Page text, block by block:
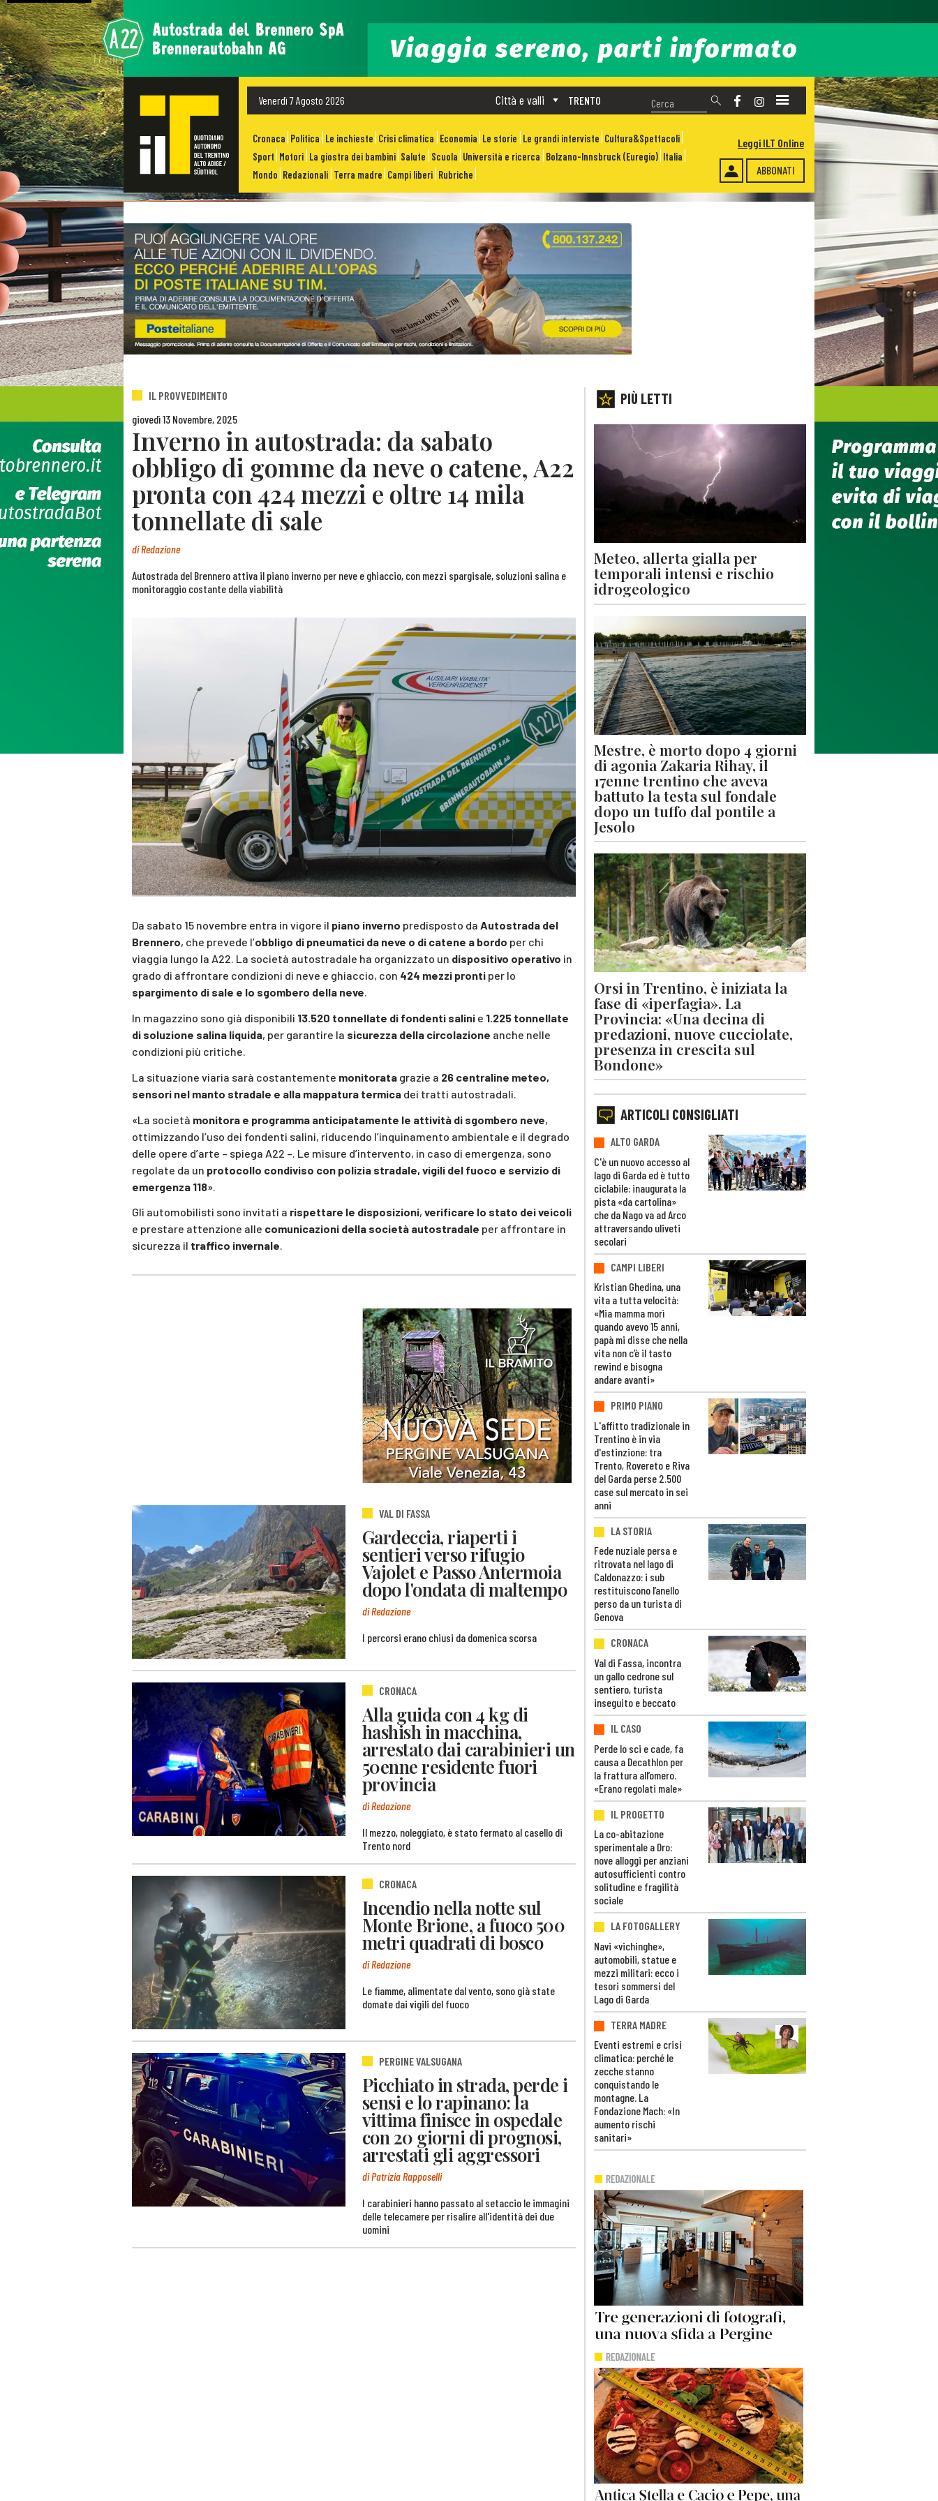
Venerdì 7 Agosto 2026 TRENTO
Città e valli
Cronaca Politica Le inchieste Crisi climatica Economia Le storie Le grandi interviste Cultura&Spettacoli
Sport Motori La giostra dei bambini Salute Scuola Università e ricerca Bolzano-Innsbruck (Euregio) Italia
Mondo Redazionali Terra madre Campi liberi Rubriche ABBONATI
Leggi ILT Online
IL PROVVEDIMENTO
giovedì 13 Novembre, 2025
Inverno in autostrada: da sabato
obbligo di gomme da neve o catene, A22
pronta con 424 mezzi e oltre 14 mila
tonnellate di sale
diRedazione
Autostrada del Brennero attiva il piano inverno per neve e ghiaccio, con mezzi spargisale, soluzioni salina e
monitoraggio costante della viabilità
Da sabato 15 novembre entra in vigore il piano inverno predisposto da Autostrada del
Brennero, che prevede l’obbligo di pneumatici da neve o di catene a bordo per chi
viaggia lungo la A22. La società autostradale ha organizzato un dispositivo operativo in
grado di affrontare condizioni di neve e ghiaccio, con 424 mezzi pronti per lo
spargimento di sale e lo sgombero della neve.
In magazzino sono già disponibili 13.520 tonnellate di fondenti salini e 1.225 tonnellate
di soluzione salina liquida, per garantire la sicurezza della circolazione anche nelle
condizioni più critiche.
La situazione viaria sarà costantemente monitorata grazie a 26 centraline meteo,
sensori nel manto stradale e alla mappatura termica dei tratti autostradali.
«La società monitora e programma anticipatamente le attività di sgombero neve,
ottimizzando l’uso dei fondenti salini, riducendo l’inquinamento ambientale e il degrado
delle opere d’arte – spiega A22 –. Le misure d’intervento, in caso di emergenza, sono
regolate da un protocollo condiviso con polizia stradale, vigili del fuoco e servizio di
emergenza 118».
Gli automobilisti sono invitati a rispettare le disposizioni, verificare lo stato dei veicoli
e prestare attenzione alle comunicazioni della società autostradale per affrontare in
sicurezza il traffico invernale.
VAL DI FASSA
Gardeccia, riaperti i
sentieri verso rifugio
Vajolet e Passo Antermoia
dopo l'ondata di maltempo
di Redazione
I percorsi erano chiusi da domenica scorsa
CRONACA
Alla guida con 4 kg di
hashish in macchina,
arrestato dai carabinieri un
50enne residente fuori
provincia
di Redazione
Il mezzo, noleggiato, è stato fermato al casello di
Trento nord
CRONACA
Incendio nella notte sul
Monte Brione, a fuoco 500
metri quadrati di bosco
di Redazione
Le fiamme, alimentate dal vento, sono già state
domate dai vigili del fuoco
PERGINE VALSUGANA
Picchiato in strada, perde i
sensi e lo rapinano: la
vittima finisce in ospedale
con 20 giorni di prognosi,
arrestati gli aggressori
di Patrizia Rapposelli
I carabinieri hanno passato al setaccio le immagini
delle telecamere per risalire all'identità dei due
uomini
PIÙ LETTI
Meteo, allerta gialla per
temporali intensi e rischio
idrogeologico
Mestre, è morto dopo 4 giorni
di agonia Zakaria Rihay, il
17enne trentino che aveva
battuto la testa sul fondale
dopo un tuffo dal pontile a
Jesolo
Orsi in Trentino, è iniziata la
fase di «iperfagia». La
Provincia: «Una decina di
predazioni, nuove cucciolate,
presenza in crescita sul
Bondone»
ARTICOLI CONSIGLIATI
ALTO GARDA
C'è un nuovo accesso al
lago di Garda ed è tutto
ciclabile: inaugurata la
pista «da cartolina»
che da Nago va ad Arco
attraversando uliveti
secolari
CAMPI LIBERI
Kristian Ghedina, una
vita a tutta velocità:
«Mia mamma morì
quando avevo 15 anni,
papà mi disse che nella
vita non c’è il tasto
rewind e bisogna
andare avanti»
PRIMO PIANO
L'affitto tradizionale in
Trentino è in via
d'estinzione: tra
Trento, Rovereto e Riva
del Garda perse 2.500
case sul mercato in sei
anni
LA STORIA
Fede nuziale persa e
ritrovata nel lago di
Caldonazzo: i sub
restituiscono l’anello
perso da un turista di
Genova
CRONACA
Val di Fassa, incontra
un gallo cedrone sul
sentiero, turista
inseguito e beccato
IL CASO
Perde lo sci e cade, fa
causa a Decathlon per
la frattura all’omero.
«Erano regolati male»
IL PROGETTO
La co-abitazione
sperimentale a Dro:
nove alloggi per anziani
autosufficienti contro
solitudine e fragilità
sociale
LA FOTOGALLERY
Navi «vichinghe»,
automobili, statue e
mezzi militari: ecco i
tesori sommersi del
Lago di Garda
TERRA MADRE
Eventi estremi e crisi
climatica: perché le
zecche stanno
conquistando le
montagne. La
Fondazione Mach: «In
aumento rischi
sanitari»